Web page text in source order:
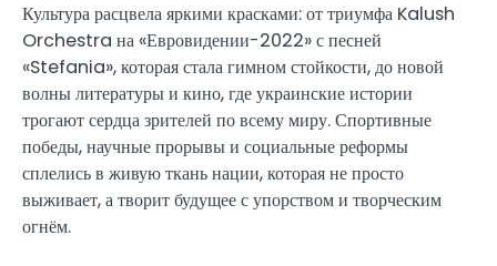
Культура расцвела яркими красками: от триумфа Kalush
Orchestra на «Евровидении-2022» с песней
«Stefania», которая стала гимном стойкости, до новой
волны литературы и кино, где украинские истории
трогают сердца зрителей по всему миру. Спортивные
победы, научные прорывы и социальные реформы
сплелись в живую ткань нации, которая не просто
выживает, а творит будущее с упорством и творческим
огнём.